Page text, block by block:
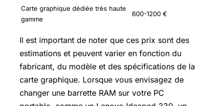
Carte graphique dédiée très haute
gamme
600-1200 €
Il est important de noter que ces prix sont des
estimations et peuvent varier en fonction du
fabricant, du modèle et des spécifications de la
carte graphique. Lorsque vous envisagez de
changer une barrette RAM sur votre PC